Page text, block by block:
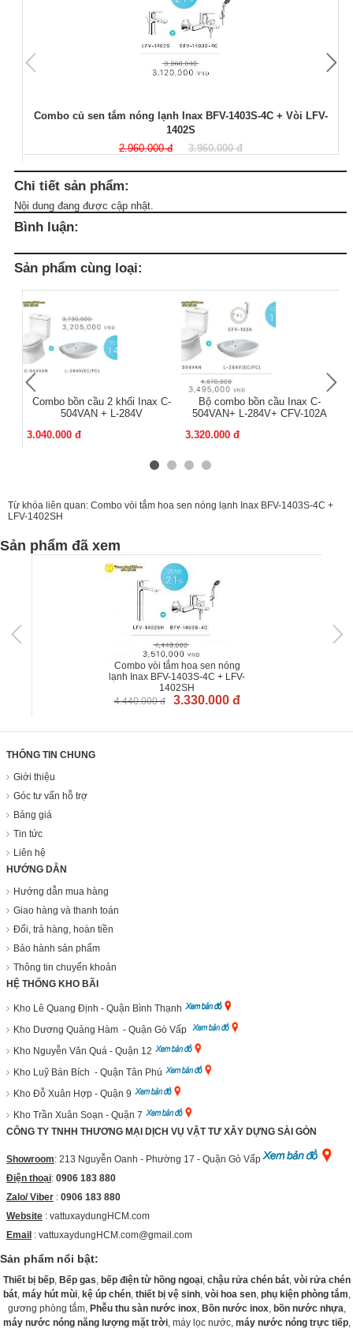
Combo củ sen tắm nóng lạnh Inax BFV-1403S-4C + Vòi LFV-
1402S
2.960.000 đ
3.960.000 đ
Chi tiết sản phẩm:
Nội dung đang được cập nhật.
Bình luận:
Sản phẩm cùng loại:
Combo bồn cầu 2 khối Inax C-
504VAN + L-284V
3.040.000 đ
Bộ combo bồn cầu Inax C-
504VAN+ L-284V+ CFV-102A
3.320.000 đ
Từ khóa liên quan: Combo vòi tắm hoa sen nóng lạnh Inax BFV-1403S-4C +
LFV-1402SH
Sản phẩm đã xem
Combo vòi tắm hoa sen nóng
lạnh Inax BFV-1403S-4C + LFV-
1402SH
4.440.000 đ
3.330.000 đ
THÔNG TIN CHUNG
Giới thiệu
Góc tư vấn hỗ trợ
Bảng giá
Tin tức
Liên hệ
HƯỚNG DẪN
Hướng dẫn mua hàng
Giao hàng và thanh toán
Đổi, trả hàng, hoàn tiền
Bảo hành sản phẩm
Thông tin chuyển khoản
HỆ THỐNG KHO BÃI
Kho Lê Quang Định - Quận Bình Thạnh
Kho Dương Quảng Hàm - Quận Gò Vấp
Kho Nguyễn Văn Quá - Quận 12
Kho Luỹ Bán Bích - Quận Tân Phú
Kho Đỗ Xuân Hợp - Quận 9
Kho Trần Xuân Soạn - Quận 7
CÔNG TY TNHH THƯƠNG MẠI DỊCH VỤ VẬT TƯ XÂY DỰNG SÀI GÒN
Showroom: 213 Nguyễn Oanh - Phường 17 - Quận Gò Vấp
Điện thoại: 0906 183 880
Zalo/ Viber : 0906 183 880
Website : vattuxaydungHCM.com
Email : vattuxaydungHCM.com@gmail.com
Sản phẩm nổi bật:
Thiết bị bếp, Bếp gas, bếp điện từ hồng ngoại, chậu rửa chén bát, vòi rửa chén
bát, máy hút mùi, kệ úp chén, thiết bị vệ sinh, vòi hoa sen, phụ kiện phòng tắm,
gương phòng tắm, Phễu thu sàn nước inox, Bồn nước inox, bồn nước nhựa,
máy nước nóng năng lượng mặt trời, máy lọc nước, máy nước nóng trực tiếp,